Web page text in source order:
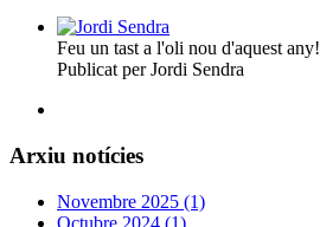
Feu un tast a l'oli nou d'aquest any!
Publicat per Jordi Sendra
Arxiu notícies
Novembre 2025 (1)
Octubre 2024 (1)